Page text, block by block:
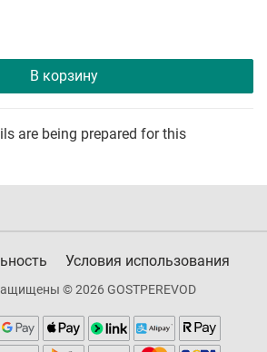
В корзину
are being prepared for this
Условия использования
© 2026 GOSTPEREVOD